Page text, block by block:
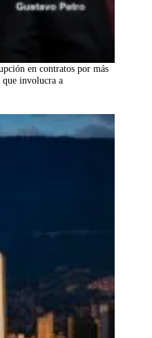
en contratos por más
involucra a